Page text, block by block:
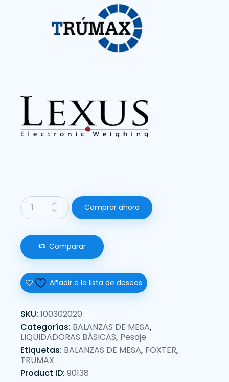
Comprar ahora
Comparar
Añadir a la lista de deseos
SKU: 100302020
Categorías: BALANZAS DE MESA,
LIQUIDADORAS BÁSICAS, Pesaje
Etiquetas: BALANZAS DE MESA, FOXTER,
TRUMAX
Product ID: 90138